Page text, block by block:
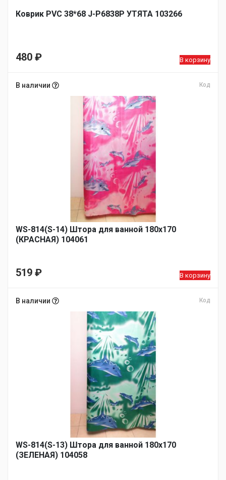
Коврик PVC 38*68 J-P6838P УТЯТА 103266
480 ₽ В корзину
В наличии Код
WS-814(S-14) Штора для ванной 180х170
(КРАСНАЯ) 104061
519 ₽ В корзину
В наличии Код
WS-814(S-13) Штора для ванной 180х170
(ЗЕЛЕНАЯ) 104058